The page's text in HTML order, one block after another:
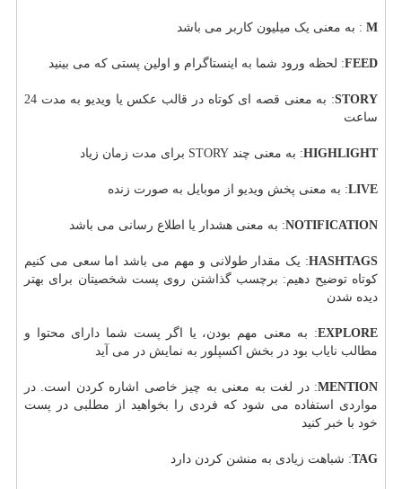
M : به معنی یک میلیون کاربر می باشد
FEED: لحظه ورود شما به اینستاگرام و اولین پستی که می بینید
STORY
: به معنی قصه ای کوتاه در قالب عکس یا ویدیو به مدت 24
ساعت
HIGHLIGHT: به معنی چند STORY برای مدت زمان زیاد
LIVE: به معنی پخش ویدیو از موبایل به صورت زنده
NOTIFICATION: به معنی هشدار یا اطلاع رسانی می باشد
HASHTAGS: یک مقدار طولانی و مهم می باشد اما سعی می کنیم
کوتاه توضیح دهیم: برچسب گذاشتن روی پست شخصیتان برای بهتر
دیده شدن
EXPLORE: به معنی مهم بودن، یا اگر پست شما دارای محتوا و
مطالب نایاب بود در بخش اکسپلور به نمایش در می آید
MENTION: در لغت به معنی به چیز خاصی اشاره کردن است. در
مواردی استفاده می شود که فردی را بخواهید از مطلبی در پست
خود با خبر کنید
TAG: شباهت زیادی به منشن کردن دارد